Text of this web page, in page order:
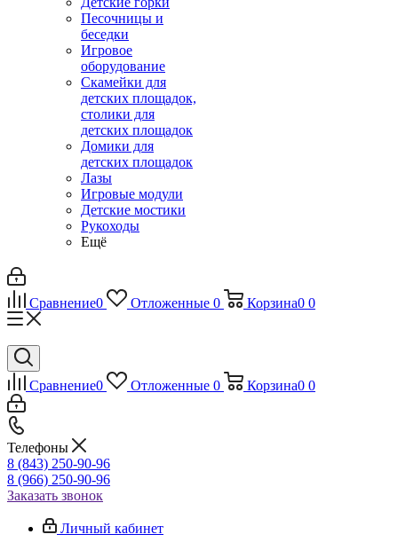
Песочницы и
беседки
Игровое
оборудование
Скамейки для
детских площадок,
столики для
детских площадок
Домики для
детских площадок
Лазы
Игровые модули
Детские мостики
Рукоходы
Ещё
Сравнение0 Отложенные 0 Корзина0 0
Сравнение0 Отложенные 0 Корзина0 0
Телефоны
8 (843) 250-90-96
8 (966) 250-90-96
Заказать звонок
Личный кабинет